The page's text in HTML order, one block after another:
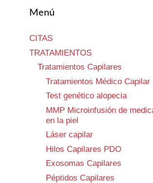
Menú
CITAS
TRATAMIENTOS
Tratamientos Capilares
Tratamientos Médico Capilar
Test genético alopecia
MMP Microinfusión de
en la piel
Láser capilar
Hilos Capilares PDO
Exosomas Capilares
Péptidos Capilares